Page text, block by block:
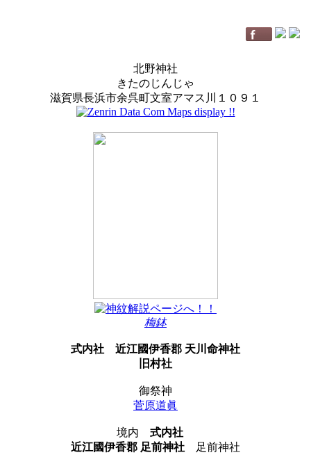
北野神社
きたのじんじゃ
滋賀県長浜市余呉町文室アマス川１０９１
梅鉢
式内社
近江國伊香郡 天川命神社
旧村社
御祭神
菅原道眞
境内 式内社
近江國伊香郡 足前神社 足前神社